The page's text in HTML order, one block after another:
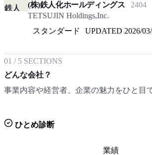
(株)鉄人化ホールディングス
2404
TETSUJIN Holdings,Inc.
スタンダード
UPDATED 2026/
01 / 5 SECTIONS
どんな会社？
事業内容や経営者、企業の魅力をひと目
ひとめ診断
業績